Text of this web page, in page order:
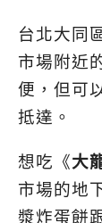
台北大同
市場附近
便， 但可
抵達。
想吃《大
市場的地
漿炸蛋餅